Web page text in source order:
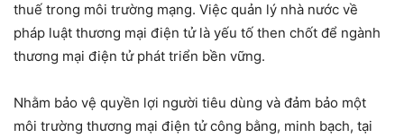
thuế trong môi trường mạng. Việc quản lý nhà nước về
pháp luật thương mại điện tử là yếu tố then chốt để ngành
thương mại điện tử phát triển bền vững.
Nhằm bảo vệ quyền lợi người tiêu dùng và đảm bảo một
môi trường thương mại điện tử công bằng, minh bạch, tại